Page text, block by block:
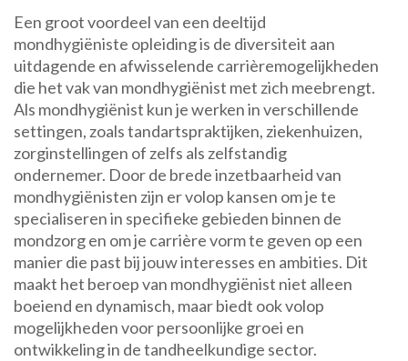
Een groot voordeel van een deeltijd
mondhygiëniste opleiding is de diversiteit aan
uitdagende en afwisselende carrièremogelijkheden
die het vak van mondhygiënist met zich meebrengt.
Als mondhygiënist kun je werken in verschillende
settingen, zoals tandartspraktijken, ziekenhuizen,
zorginstellingen of zelfs als zelfstandig
ondernemer. Door de brede inzetbaarheid van
mondhygiënisten zijn er volop kansen om je te
specialiseren in specifieke gebieden binnen de
mondzorg en om je carrière vorm te geven op een
manier die past bij jouw interesses en ambities. Dit
maakt het beroep van mondhygiënist niet alleen
boeiend en dynamisch, maar biedt ook volop
mogelijkheden voor persoonlijke groei en
ontwikkeling in de tandheelkundige sector.